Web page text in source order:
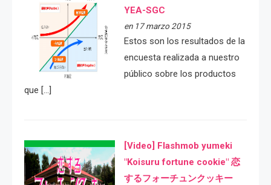
YEA-SGC
en 17 marzo 2015
Estos son los resultados de la
encuesta realizada a nuestro
público sobre los productos
que […]
[Video] Flashmob yumeki
"Koisuru fortune cookie" 恋
するフォーチュンクッキー